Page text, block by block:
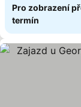
Pro zobrazení
termín